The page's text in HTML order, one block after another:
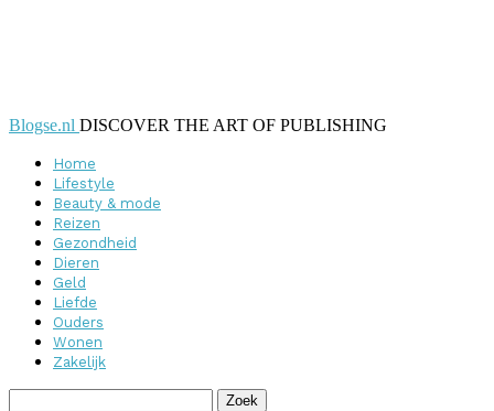
Blogse.nl DISCOVER THE ART OF PUBLISHING
Home
Lifestyle
Beauty & mode
Reizen
Gezondheid
Dieren
Geld
Liefde
Ouders
Wonen
Zakelijk